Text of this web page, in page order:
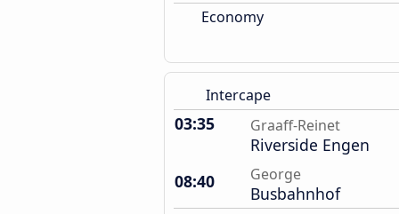
Economy
Intercape
03:35 Graaff-Reinet
Riverside Engen
08:40
George
Busbahnhof